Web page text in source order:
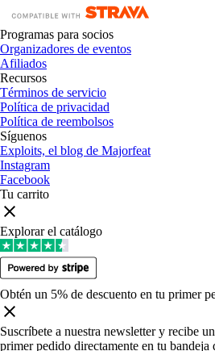
Programas para socios
Organizadores de eventos
Afiliados
Recursos
Términos de servicio
Política de privacidad
Política de reembolsos
Síguenos
Exploits, el blog de Majorfeat
Instagram
Facebook
Tu carrito
Explorar el catálogo
Obtén un 5% de descuento en tu primer
Suscríbete a nuestra newsletter y recibe
primer pedido directamente en tu bandeja